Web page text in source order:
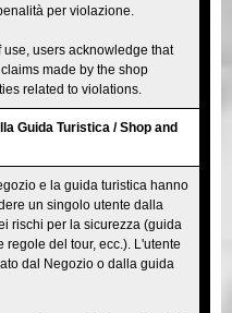
per violazione.
use, users acknowledge that
made by the shop
related to violations.
Guida Turistica / Shop and
e la guida turistica hanno
un singolo utente dalla
rischi per la sicurezza (guida
del tour, ecc.). L'utente
dal Negozio o dalla guida